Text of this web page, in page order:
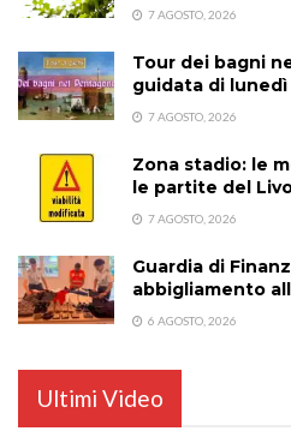
7 AGOSTO, 2026
Tour dei bagni
guidata di lunedì
7 AGOSTO, 2026
Zona stadio: le
le partite del
7 AGOSTO, 2026
Guardia di
abbigliamento
6 AGOSTO, 2026
Ultimi Video